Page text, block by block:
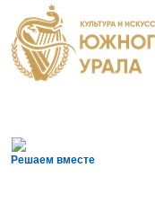
Решаем вместе